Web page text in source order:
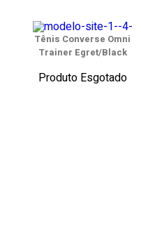
Tênis Converse Omni
Trainer Egret/Black
Produto Esgotado